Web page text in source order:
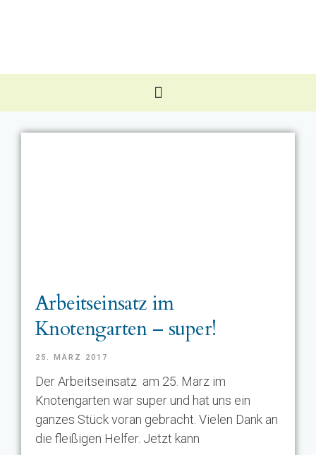
Arbeitseinsatz im
Knotengarten – super!
25. MÄRZ 2017
Der Arbeitseinsatz am 25. März im
Knotengarten war super und hat uns ein
ganzes Stück voran gebracht. Vielen Dank an
die fleißigen Helfer. Jetzt kann